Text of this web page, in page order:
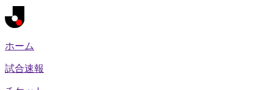
ホーム
試合速報